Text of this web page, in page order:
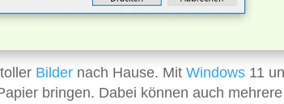
Bilder nach Hause. Mit Windows 11
bringen. Dabei können auch